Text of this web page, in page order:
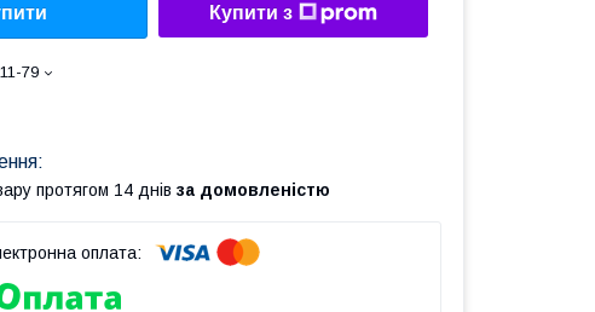
Купити з
79
протягом 14 днів за домовленістю